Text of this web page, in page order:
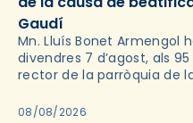
Gaudí
Mn. Lluís Bonet Armengol
divendres 7 d’agost, als
rector de la parròquia de
2018,…
08/08/2026